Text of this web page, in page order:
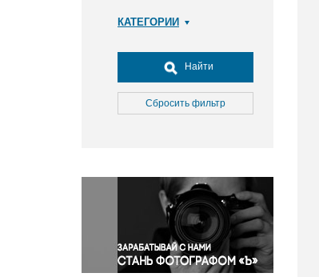
КАТЕГОРИИ
Досуг, туризм и отдых
Культура
Медицина
Окружающая среда
Политика
Правосудие
Происшествия и конфликты
Религия
Найти
Сбросить фильтр